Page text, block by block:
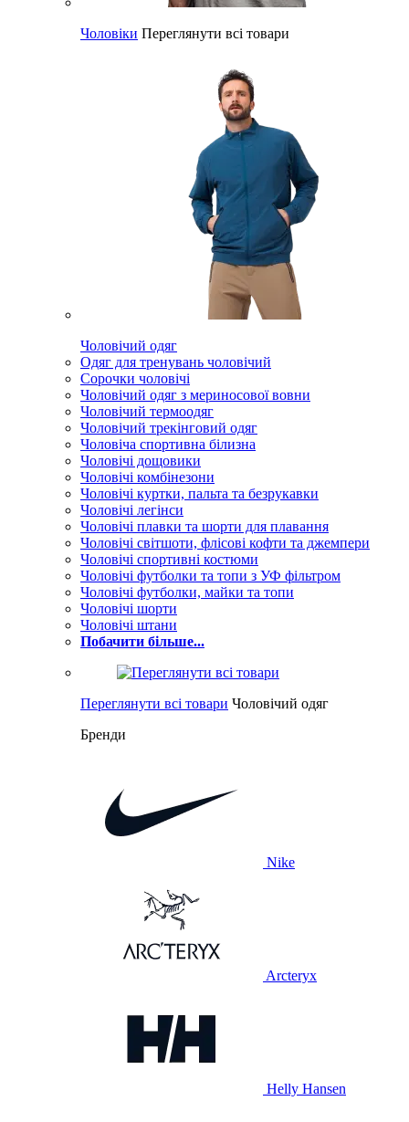
Чоловіки Переглянути всі товари
Чоловічий одяг
Одяг для тренувань чоловічий
Сорочки чоловічі
Чоловічий одяг з мериносової вовни
Чоловічий термоодяг
Чоловічий трекінговий одяг
Чоловіча спортивна білизна
Чоловічі дощовики
Чоловічі комбінезони
Чоловічі куртки, пальта та безрукавки
Чоловічі легінси
Чоловічі плавки та шорти для плавання
Чоловічі світшоти, флісові кофти та джемпери
Чоловічі спортивні костюми
Чоловічі футболки та топи з УФ фільтром
Чоловічі футболки, майки та топи
Чоловічі шорти
Чоловічі штани
Побачити більше...
Переглянути всі товари Чоловічий одяг
Бренди
Nike
Arcteryx
Helly Hansen